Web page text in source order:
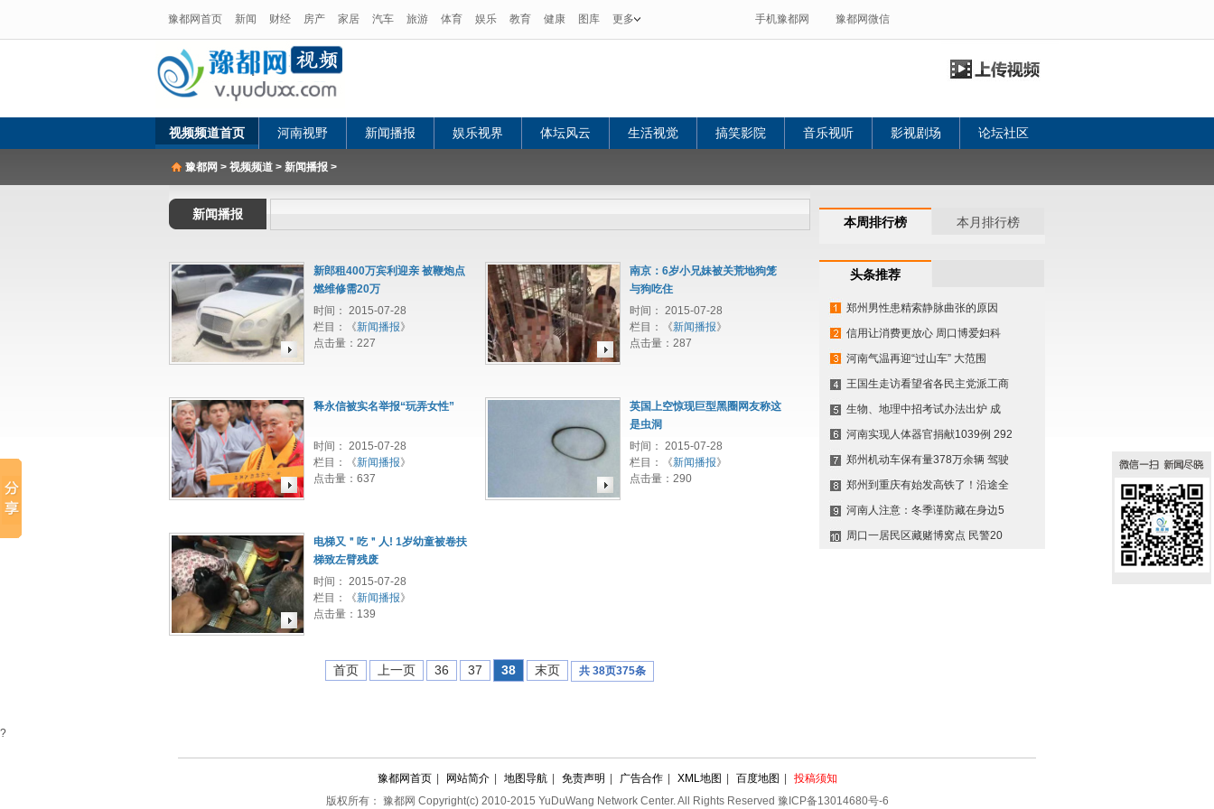
豫都网首页 新闻 财经 房产 家居 汽车 旅游 体育 娱乐 教育 健康 图库 更多 手机豫都网 豫都网微信
视频频道首页 河南视野 新闻播报 娱乐视界 体坛风云 生活视觉 搞笑影院 音乐视听 影视剧场 论坛社区
豫都网 > 视频频道 > 新闻播报 >
新闻播报
新郎租400万宾利迎亲 被鞭炮点
燃维修需20万
时间： 2015-07-28
栏目：《新闻播报》
点击量： 227
南京：6岁小兄妹被关荒地狗笼
与狗吃住
时间： 2015-07-28
栏目：《新闻播报》
点击量： 287
释永信被实名举报“玩弄女性”
时间： 2015-07-28
栏目：《新闻播报》
点击量： 637
英国上空惊现巨型黑圈网友称这
是虫洞
时间： 2015-07-28
栏目：《新闻播报》
点击量： 290
电梯又＂吃＂人! 1岁幼童被卷扶
梯致左臂残废
时间： 2015-07-28
栏目：《新闻播报》
点击量： 139
首页 上一页 36 37 38 末页 共 38页375条
本周排行榜 本月排行榜
头条推荐
郑州男性患精索静脉曲张的原因
信用让消费更放心 周口博爱妇科
河南气温再迎“过山车” 大范围
王国生走访看望省各民主党派工商
生物、地理中招考试办法出炉 成
河南实现人体器官捐献1039例 292
郑州机动车保有量378万余辆 驾驶
郑州到重庆有始发高铁了！沿途全
河南人注意：冬季谨防藏在身边5
周口一居民区藏赌博窝点 民警20
?
豫都网首页 网站简介 地图导航 免责声明 广告合作 XML地图 百度地图
投稿须知
版权所有： 豫都网 Copyright(c) 2010-2015 YuDuWang Network Center. All Rights Reserved 豫ICP备13014680号-6